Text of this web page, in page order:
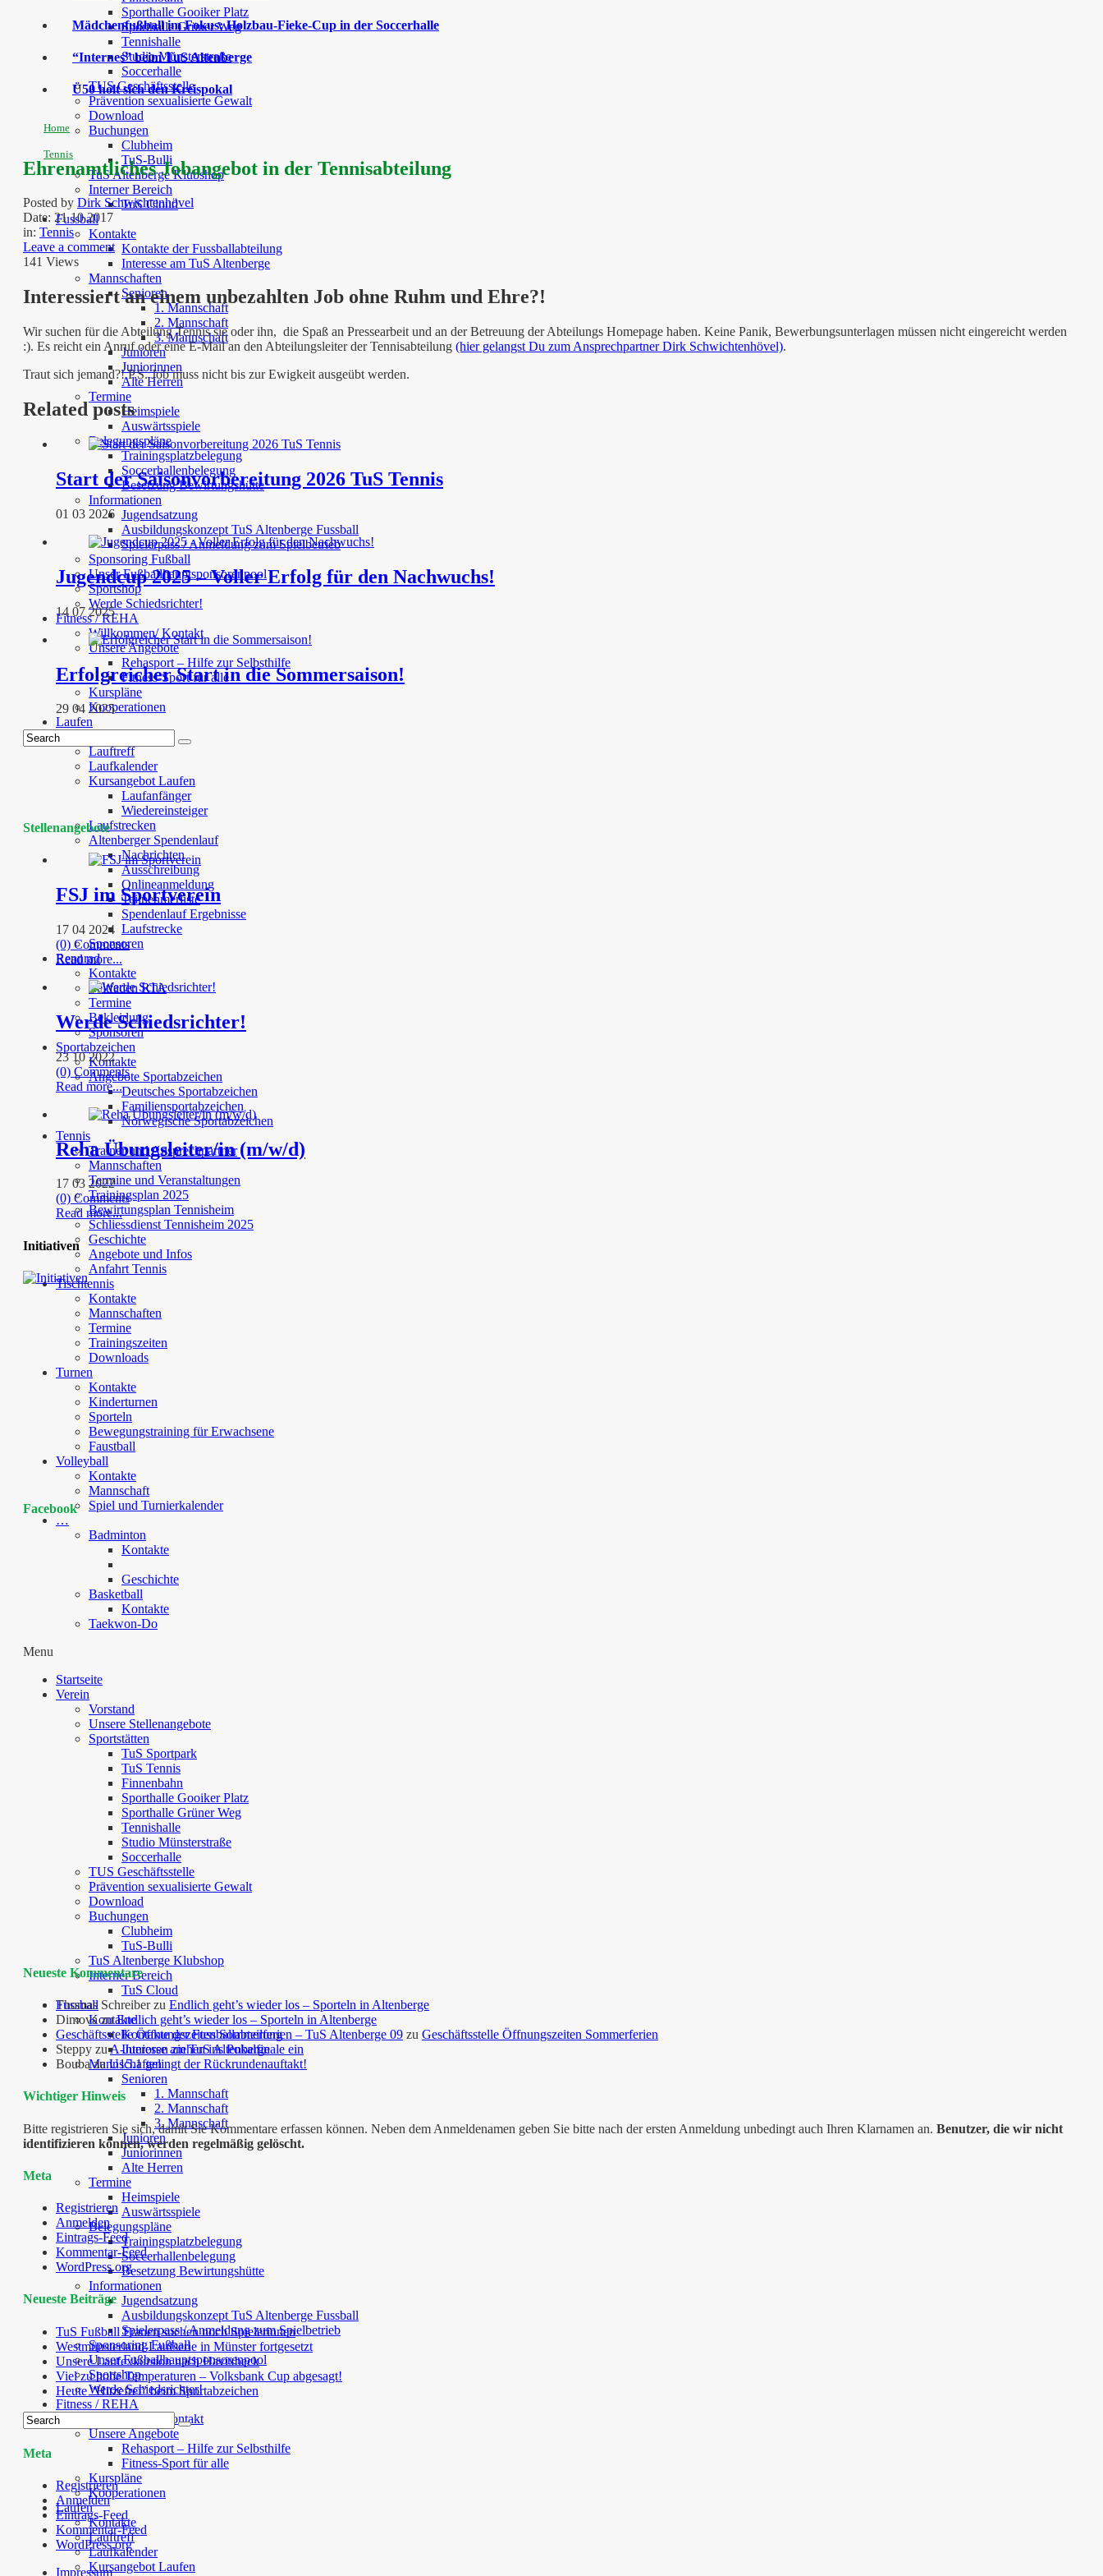
Sporthalle Gooiker Platz
Sporthalle Grüner Weg
Tennishalle
Studio Münsterstraße
Soccerhalle
TUS Geschäftsstelle
Prävention sexualisierte Gewalt
Download
Buchungen
Clubheim
TuS-Bulli
TuS Altenberge Klubshop
Interner Bereich
TuS Cloud
Fussball
Kontakte
Kontakte der Fussballabteilung
Interesse am TuS Altenberge
Mannschaften
Senioren
1. Mannschaft
2. Mannschaft
3. Mannschaft
Junioren
Juniorinnen
Alte Herren
Termine
Heimspiele
Auswärtsspiele
Belegungspläne
Trainingsplatzbelegung
Soccerhallenbelegung
Besetzung Bewirtungshütte
Informationen
Jugendsatzung
Ausbildungskonzept TuS Altenberge Fussball
Spielerpass / Anmeldung zum Spielbetrieb
Sponsoring Fußball
Unser Fußballhauptsponsorenpool
Sportshop
Werde Schiedsrichter!
Fitness / REHA
Willkommen/ Kontakt
Unsere Angebote
Rehasport – Hilfe zur Selbsthilfe
Fitness-Sport für alle
Kurspläne
Kooperationen
Laufen
Lauftreff
Laufkalender
Kursangebot Laufen
Laufanfänger
Wiedereinsteiger
Laufstrecken
Altenberger Spendenlauf
Nachrichten
Ausschreibung
Onlineanmeldung
Teilnehmerliste
Spendenlauf Ergebnisse
Laufstrecke
Sponsoren
Rennrad
Kontakte
Leitfaden RTA
Termine
Bekleidung
Sponsoren
Sportabzeichen
Kontakte
Angebote Sportabzeichen
Deutsches Sportabzeichen
Familiensportabzeichen
Norwegische Sportabzeichen
Tennis
Trainer und Ansprechpartner
Mannschaften
Termine und Veranstaltungen
Trainingsplan 2025
Bewirtungsplan Tennisheim
Schliessdienst Tennisheim 2025
Geschichte
Angebote und Infos
Anfahrt Tennis
Tischtennis
Kontakte
Mannschaften
Termine
Trainingszeiten
Downloads
Turnen
Kontakte
Kinderturnen
Sporteln
Bewegungstraining für Erwachsene
Faustball
Volleyball
Kontakte
Mannschaft
Spiel und Turnierkalender
…
Badminton
Kontakte
Geschichte
Basketball
Kontakte
Taekwon-Do
Menu
Startseite
Verein
Vorstand
Unsere Stellenangebote
Sportstätten
TuS Sportpark
TuS Tennis
Finnenbahn
Sporthalle Gooiker Platz
Sporthalle Grüner Weg
Tennishalle
Studio Münsterstraße
Soccerhalle
TUS Geschäftsstelle
Prävention sexualisierte Gewalt
Download
Buchungen
Clubheim
TuS-Bulli
TuS Altenberge Klubshop
Interner Bereich
TuS Cloud
Fussball
Kontakte
Kontakte der Fussballabteilung
Interesse am TuS Altenberge
Mannschaften
Senioren
1. Mannschaft
2. Mannschaft
3. Mannschaft
Junioren
Juniorinnen
Alte Herren
Termine
Heimspiele
Auswärtsspiele
Belegungspläne
Trainingsplatzbelegung
Soccerhallenbelegung
Besetzung Bewirtungshütte
Informationen
Jugendsatzung
Ausbildungskonzept TuS Altenberge Fussball
Spielerpass / Anmeldung zum Spielbetrieb
Sponsoring Fußball
Unser Fußballhauptsponsorenpool
Sportshop
Werde Schiedsrichter!
Fitness / REHA
Willkommen/ Kontakt
Unsere Angebote
Rehasport – Hilfe zur Selbsthilfe
Fitness-Sport für alle
Kurspläne
Kooperationen
Laufen
Kontakte
Lauftreff
Laufkalender
Kursangebot Laufen
Mädchenfußball im Fokus: Holzbau-Fieke-Cup in der Soccerhalle
“Internes” beim TuS Altenberge
Ü50 holt sich den Kreispokal
Home
Tennis
Ehrenamtliches Jobangebot in der Tennisabteilung
Posted by Dirk Schwichtenhövel
Date: 21 10 2017
in: Tennis
Leave a comment
141 Views
Interessiert an einem unbezahlten Job ohne Ruhm und Ehre?!
Wir suchen für die Abteilung Tennis sie oder ihn, die Spaß an Pressearbeit und an der Betreuung der Abteilungs Homepage haben. Keine Panik, Bewerbungsunterlagen müssen nicht eingereicht werden
:). Es reicht ein Anruf oder eine E-Mail an den Abteilungsleiter der Tennisabteilung (hier gelangst Du zum Ansprechpartner Dirk Schwichtenhövel).
Traut sich jemand?! P.S. Job muss nicht bis zur Ewigkeit ausgeübt werden.
Related posts
Start der Saisonvorbereitung 2026 TuS Tennis
01 03 2026
Jugendcup 2025 – Voller Erfolg für den Nachwuchs!
14 07 2025
Erfolgreicher Start in die Sommersaison!
29 04 2025
Stellenangebote
FSJ im Sportverein
17 04 2024
(0) Comments
Read more...
Werde Schiedsrichter!
23 10 2022
(0) Comments
Read more...
Reha Übungsleiter/in (m/w/d)
17 03 2022
(0) Comments
Read more...
Initiativen
Facebook
Neueste Kommentare
Thomas Schreiberzu Endlich geht’s wieder los – Sporteln in Altenberge
DimovazuEndlich geht’s wieder los – Sporteln in Altenberge
Geschäftsstelle Öffnungszeiten Sommerferien – TuS Altenberge 09 zu Geschäftsstelle Öffnungszeiten Sommerferien
Steppy zuA-Junioren ziehen ins Pokalfinale ein
BoubazuU15.1 gelingt der Rückrundenauftakt!
Wichtiger Hinweis
Bitte registrieren Sie sich, damit Sie Kommentare erfassen können. Neben dem Anmeldenamen geben Sie bitte nach der ersten Anmeldung unbedingt auch Ihren Klarnamen an. Benutzer, die wir nicht
identifizieren können, werden regelmäßig gelöscht.
Meta
Registrieren
Anmelden
Eintrags-Feed
Kommentar-Feed
WordPress.org
Neueste Beiträge
TuS Fußball Frauen suchen noch Spielerinnen
Westmünsterland-Laufserie in Münster fortgesetzt
Unsere Laufexkursion nach Havixbeck
Viel zu hohe Temperaturen – Volksbank Cup abgesagt!
Heute “Hitzefrei” beim Sportabzeichen
Meta
Registrieren
Anmelden
Eintrags-Feed
Kommentar-Feed
WordPress.org
Impressum